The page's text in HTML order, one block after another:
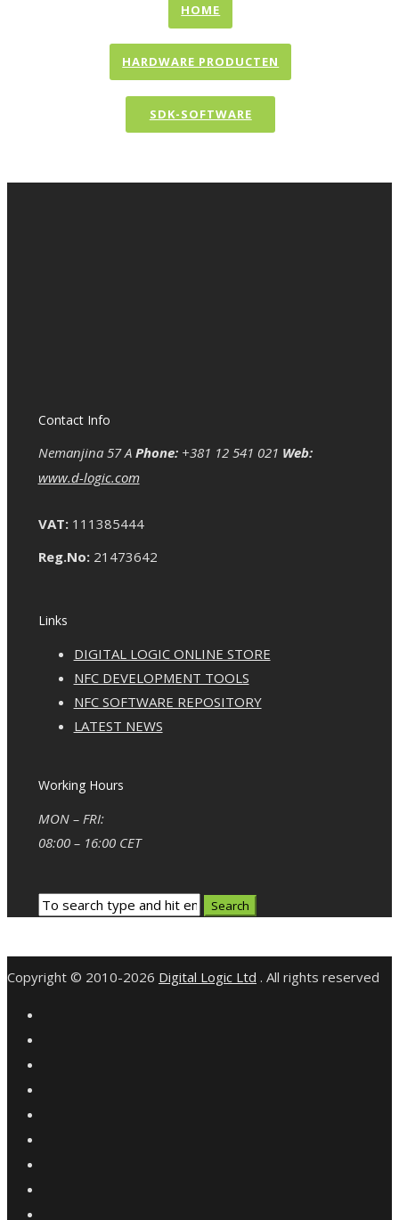
HOME
HARDWARE PRODUCTEN
SDK-SOFTWARE
Contact Info
Nemanjina 57 A Phone:+381 12 541 021 Web:
www.d-logic.com
VAT:111385444
Reg.No:21473642
Links
DIGITAL LOGIC ONLINE STORE
NFC DEVELOPMENT TOOLS
NFC SOFTWARE REPOSITORY
LATEST NEWS
Working Hours
MON – FRI:
08:00 – 16:00 CET
Copyright © 2010-2026 Digital Logic Ltd . All rights reserved